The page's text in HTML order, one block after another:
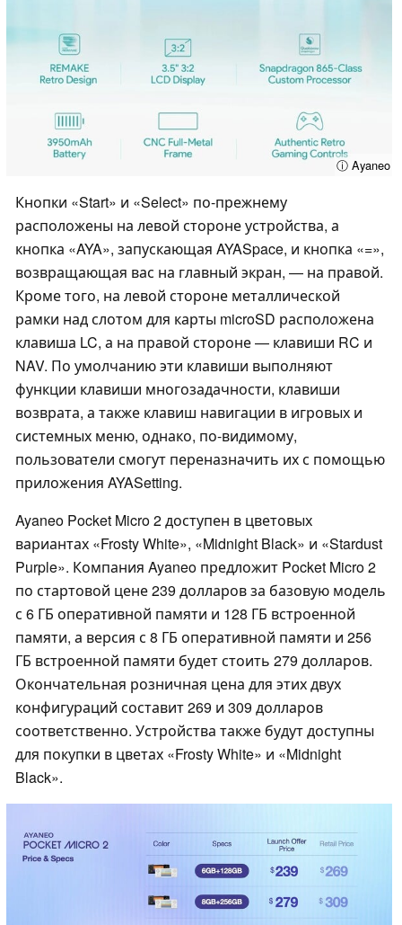
ⓘ Ayaneo
Кнопки «Start» и «Select» по-прежнему
расположены на левой стороне устройства, а
кнопка «AYA», запускающая AYASpace, и кнопка «=»,
возвращающая вас на главный экран, — на правой.
Кроме того, на левой стороне металлической
рамки над слотом для карты microSD расположена
клавиша LC, а на правой стороне — клавиши RC и
NAV. По умолчанию эти клавиши выполняют
функции клавиши многозадачности, клавиши
возврата, а также клавиш навигации в игровых и
системных меню, однако, по-видимому,
пользователи смогут переназначить их с помощью
приложения AYASetting.
Ayaneo Pocket Micro 2 доступен в цветовых
вариантах «Frosty White», «Midnight Black» и «Stardust
Purple». Компания Ayaneo предложит Pocket Micro 2
по стартовой цене 239 долларов за базовую модель
с 6 ГБ оперативной памяти и 128 ГБ встроенной
памяти, а версия с 8 ГБ оперативной памяти и 256
ГБ встроенной памяти будет стоить 279 долларов.
Окончательная розничная цена для этих двух
конфигураций составит 269 и 309 долларов
соответственно. Устройства также будут доступны
для покупки в цветах «Frosty White» и «Midnight
Black».